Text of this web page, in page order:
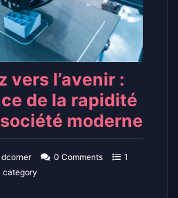
vers l’avenir :
de la rapidité
moderne
dcorner 0 Comments
1
category